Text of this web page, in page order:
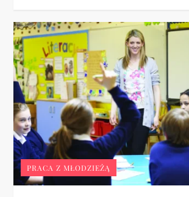
PRACA Z MŁODZIEŻĄ